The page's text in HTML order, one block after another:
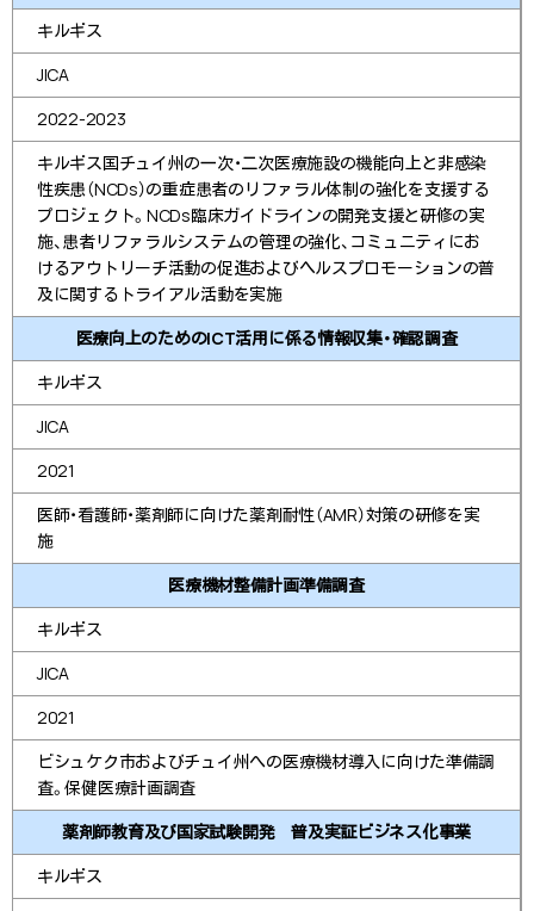
キルギス
JICA
2022-2023
キルギス国チュイ州の一次・二次医療施設の機能向上と非感染
性疾患（NCDs）の重症患者のリファラル体制の強化を支援する
プロジェクト。NCDs臨床ガイドラインの開発支援と研修の実
施、患者リファラルシステムの管理の強化、コミュニティにお
けるアウトリーチ活動の促進およびヘルスプロモーションの普
及に関するトライアル活動を実施
医療向上のためのICT活用に係る情報収集・確認調査
キルギス
JICA
2021
医師・看護師・薬剤師に向けた薬剤耐性（AMR）対策の研修を実
施
医療機材整備計画準備調査
キルギス
JICA
2021
ビシュケク市およびチュイ州への医療機材導入に向けた準備調
査。保健医療計画調査
薬剤師教育及び国家試験開発 普及実証ビジネス化事業
キルギス